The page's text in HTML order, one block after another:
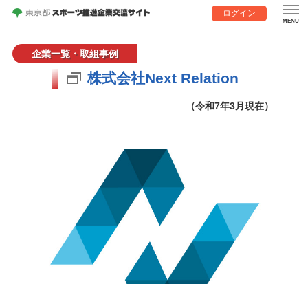
ログイン
企業一覧・取組事例
株式会社Next Relation
（令和7年3月現在）